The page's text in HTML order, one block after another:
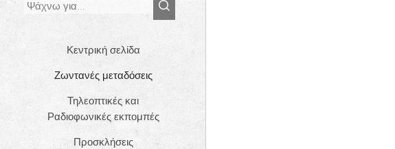
Κεντρική σελίδα
Ζωντανές μεταδόσεις
Τηλεοπτικές και
Ραδιοφωνικές εκπομπές
Προσκλήσεις